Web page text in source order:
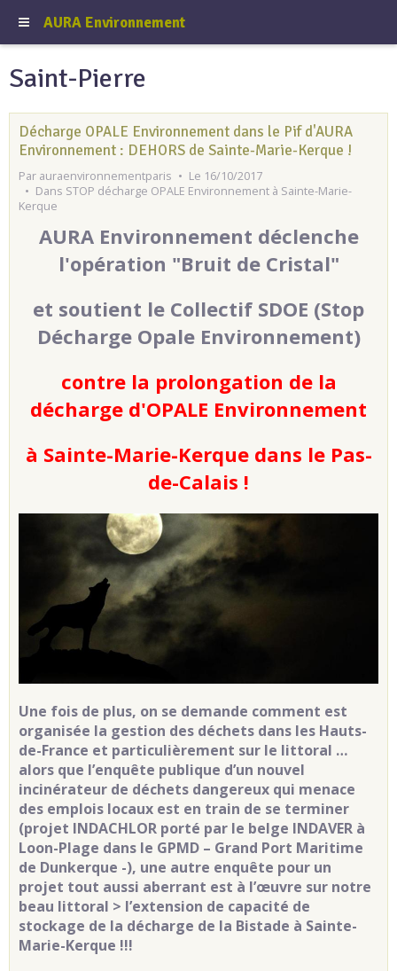
AURA Environnement
Saint-Pierre
Décharge OPALE Environnement dans le Pif d'AURA
Environnement : DEHORS de Sainte-Marie-Kerque !
Par auraenvironnementparis
Le 16/10/2017
Dans STOP décharge OPALE Environnement à Sainte-Marie-
Kerque
AURA Environnement déclenche
l'opération "Bruit de Cristal"
et soutient le Collectif SDOE (Stop
Décharge Opale Environnement)
contre la prolongation de la
décharge d'OPALE Environnement
à Sainte-Marie-Kerque dans le Pas-
de-Calais !
Une fois de plus, on se demande comment est
organisée la gestion des déchets dans les Hauts-
de-France et particulièrement sur le littoral …
alors que l’enquête publique d’un nouvel
incinérateur de déchets dangereux qui menace
des emplois locaux est en train de se terminer
(projet INDACHLOR porté par le belge INDAVER à
Loon-Plage dans le GPMD – Grand Port Maritime
de Dunkerque -), une autre enquête pour un
projet tout aussi aberrant est à l’œuvre sur notre
beau littoral > l’extension de capacité de
stockage de la décharge de la Bistade à Sainte-
Marie-Kerque !!!